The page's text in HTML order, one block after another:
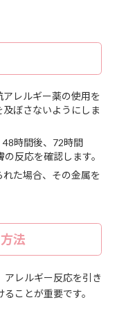
レルギー薬の使用を
ぼさないようにしま
時間後、72時間
反応を確認します。
た場合、その金属を
法
レルギー反応を引き
ことが重要です。